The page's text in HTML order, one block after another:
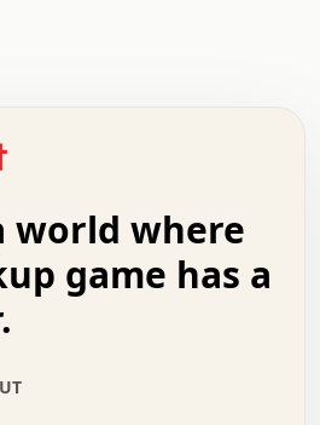
.   .   .   .   +   .   .
.   .   .   .   .   :   .
.   .   .   .   .   .   +
.   .   .   .   o   .   .
.   .   .   .   :   .   .   o
.   .   .   o   .   .   .
.   :   .   .   .   .   .
.   +   .   .   x   .   .
world where
game has a